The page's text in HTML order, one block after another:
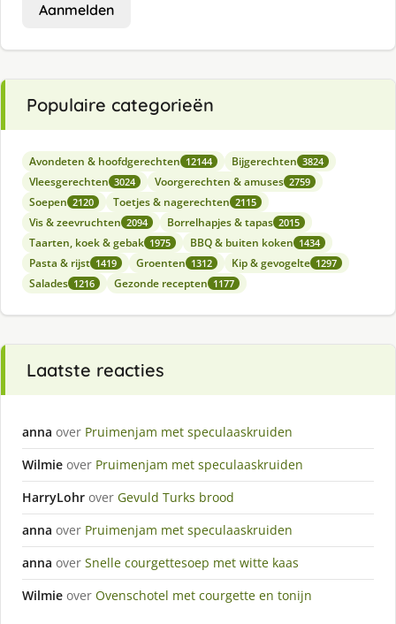
Aanmelden
Populaire categorieën
Avondeten & hoofdgerechten 12144 Bijgerechten 3824
Vleesgerechten 3024 Voorgerechten & amuses 2759
Soepen 2120 Toetjes & nagerechten 2115
Vis & zeevruchten 2094 Borrelhapjes & tapas 2015
Taarten, koek & gebak 1975 BBQ & buiten koken 1434
Pasta & rijst 1419 Groenten 1312 Kip & gevogelte 1297
Salades 1216 Gezonde recepten 1177
Laatste reacties
anna over Pruimenjam met speculaaskruiden
Wilmie over Pruimenjam met speculaaskruiden
HarryLohr over Gevuld Turks brood
anna over Pruimenjam met speculaaskruiden
anna over Snelle courgettesoep met witte kaas
Wilmie over Ovenschotel met courgette en tonijn